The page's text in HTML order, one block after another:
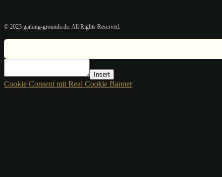
© 2023 gaming-grounds.de. All Rights Reserved.
Insert
Cookie Consent mit Real Cookie Banner